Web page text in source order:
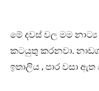
මේ දවස් වල මම
කටයුතු කරනවා.
ඉතාලිය , පාර වසා